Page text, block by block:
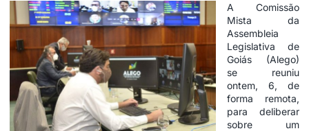
A Comissão
Mista da
Assembleia
Legislativa de
Goiás (Alego)
se reuniu
ontem, 6, de
forma remota,
para deliberar
sobre um